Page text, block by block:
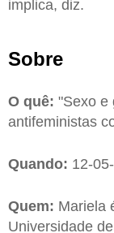
implica, diz.
Sobre
O quê: "Sexo e
antifeministas
Quando: 12-
Quem: Mariela
Universidade